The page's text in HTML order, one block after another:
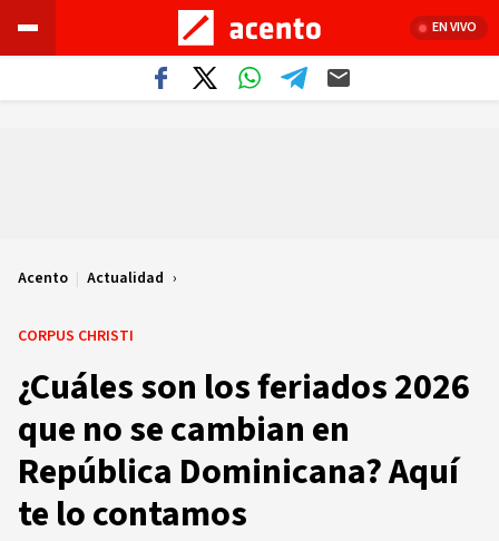
EN VIVO
Acento | Actualidad
CORPUS CHRISTI
¿Cuáles son los feriados 2026
que no se cambian en
República Dominicana? Aquí
te lo contamos